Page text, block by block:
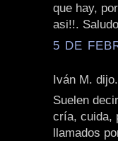
que hay,
asi!!.
5 DE
Iván M.
Suelen
cría, cuida,
llamados